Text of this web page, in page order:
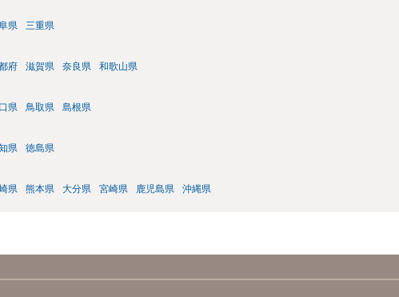
県 三重県
府 滋賀県 奈良県 和歌山県
県 鳥取県 島根県
県 徳島県
県 熊本県 大分県 宮崎県 鹿児島県 沖縄県